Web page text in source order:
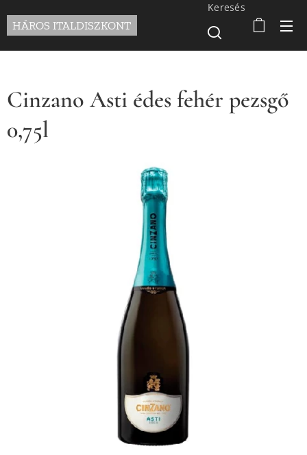
HÁROS ITALDISZKONT
Keresés
Cinzano Asti édes fehér pezsgő
0,75l